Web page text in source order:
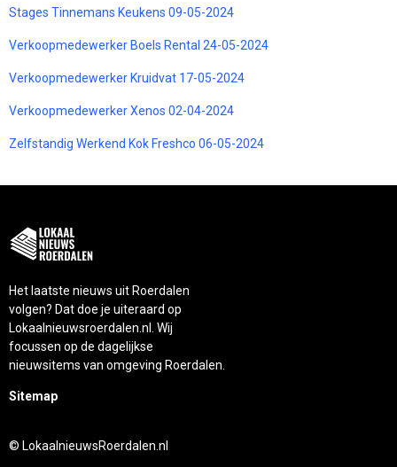
Stages Tinnemans Keukens 09-05-2024
Verkoopmedewerker Boels Rental 24-05-2024
Verkoopmedewerker Kruidvat 17-05-2024
Verkoopmedewerker Xenos 02-04-2024
Zelfstandig Werkend Kok Freshco 06-05-2024
Het laatste nieuws uit Roerdalen
volgen? Dat doe je uiteraard op
Lokaalnieuwsroerdalen.nl. Wij
focussen op de dagelijkse
nieuwsitems van omgeving Roerdalen.
Sitemap
© LokaalnieuwsRoerdalen.nl